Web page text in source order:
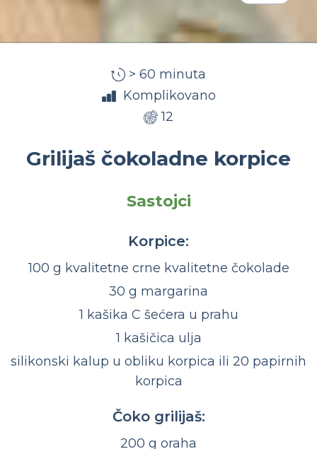
> 60 minuta
Komplikovano
12
Grilijaš čokoladne korpice
Sastojci
Korpice:
100 g kvalitetne crne kvalitetne čokolade
30 g margarina
1 kašika C šećera u prahu
1 kašičica ulja
silikonski kalup u obliku korpica ili 20 papirnih
korpica
Čoko grilijaš:
200 g oraha